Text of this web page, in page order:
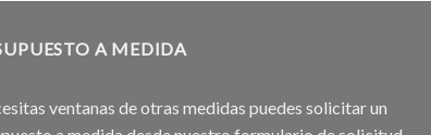
A MEDIDA
ventanas de otras medidas puedes solicitar un